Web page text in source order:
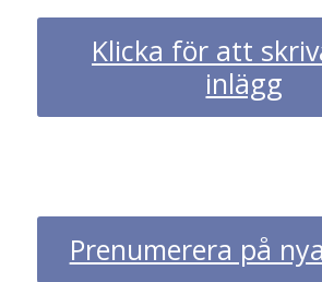
Klicka för att
inlägg
Prenumerera på